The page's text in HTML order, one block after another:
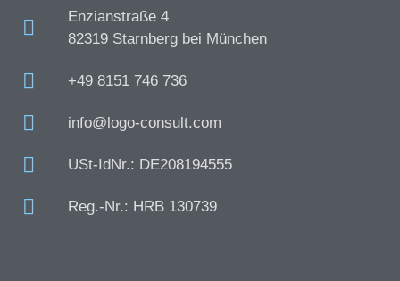
Enzianstraße 4
82319 Starnberg bei München
+49 8151 746 736
info@logo-consult.com
USt-IdNr.: DE208194555
Reg.-Nr.: HRB 130739